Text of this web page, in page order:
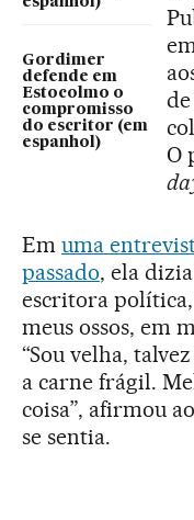
Gordimer
defende em
Estocolmo o
compromisso
do escritor (em
espanhol)
O
Em uma
passado, ela
escritora política,
meus ossos, em
“Sou velha,
a carne frágil.
coisa”, afirmou
se sentia.